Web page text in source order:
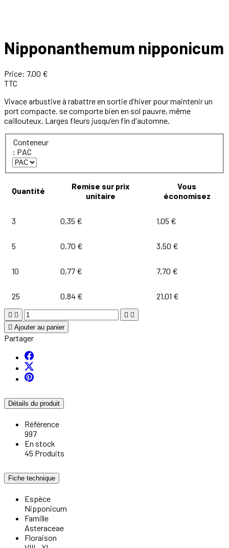
Nipponanthemum nipponicum
Price: 7,00 €
TTC
Vivace arbustive à rabattre en sortie d'hiver pour maintenir un
port compacte. se comporte bien en sol pauvre, même
caillouteux. Larges fleurs jusqu'en fin d'automne.
Conteneur
: PAC
Quantité
Remise sur prix
unitaire
Vous
économisez
3 0,35 € 1,05 €
5 0,70 € 3,50 €
10 0,77 € 7,70 €
25 0,84 € 21,01 €
   
 Ajouter au panier
Partager
Détails du produit
Référence
997
En stock
45 Produits
Fiche technique
Espèce
Nipponicum
Famille
Asteraceae
Floraison